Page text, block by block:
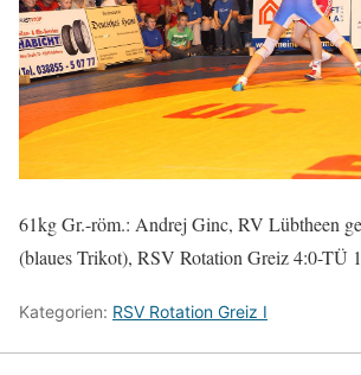
61kg Gr.-röm.: Andrej Ginc, RV Lübtheen
(blaues Trikot), RSV Rotation Greiz 4:0-TÜ
Kategorien: RSV Rotation Greiz I